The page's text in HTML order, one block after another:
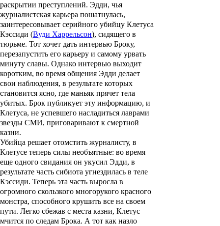
раскрытии преступлений. Эдди, чья
журналистская карьера пошатнулась,
заинтересовывает серийного убийцу Клетуса
Кэссиди (Вуди Харрельсон), сидящего в
тюрьме. Тот хочет дать интервью Броку,
перезапустить его карьеру и самому урвать
минуту славы. Однако интервью выходит
коротким, во время общения Эдди делает
свои наблюдения, в результате которых
становится ясно, где маньяк прячет тела
убитых. Брок публикует эту информацию, и
Клетуса, не успевшего насладиться лаврами
звезды СМИ, приговаривают к смертной
казни.
Убийца решает отомстить журналисту, в
Клетусе теперь силы необъятные: во время
еще одного свидания он укусил Эдди, в
результате часть сибиота угнездилась в теле
Кэссиди. Теперь эта часть выросла в
огромного скользкого многорукого красного
монстра, способного крушить все на своем
пути. Легко сбежав с места казни, Клетус
мчится по следам Брока. А тот как назло